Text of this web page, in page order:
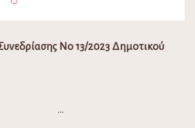
Νο 13/2023 Δημοτικού
…